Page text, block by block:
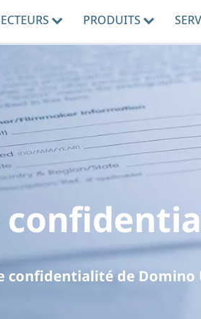
PRODUITS
confidentialité de Domino